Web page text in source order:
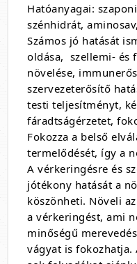
Hatóanyagai:
szénhidrát,
Számos jó hatását
oldása, szellemi- és
növelése,
szervezeterősítő
testi teljesítményt,
fáradtságérzetet,
Fokozza a belső
termelődését, így a
A vérkeringésre és
jótékony hatását a
köszönheti. Növeli
a vérkeringést, ami
minőségű
vágyat is fokozhatja.